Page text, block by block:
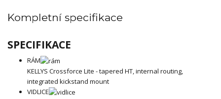
Kompletní specifikace
SPECIFIKACE
RÁM
KELLYS Crossforce Lite - tapered HT, internal routing,
integrated kickstand mount
VIDLICE